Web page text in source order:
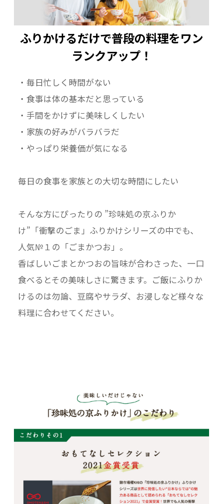
ふりかけるだけで普段の料理をワン
ランクアップ！
・毎日忙しく時間がない
・食事は体の基本だと思っている
・手間をかけずに美味しくしたい
・家族の好みがバラバラだ
・やっぱり栄養価が気になる
毎日の食事を家族との大切な時間にしたい
そんな方にぴったりの ”珍味処の京ふりか
け”「衝撃のごま」ふりかけシリーズの中でも、
人気№１の「ごまかつお」。
香ばしいごまとかつおの旨味が合わさった、一口
食べるとその美味しさに驚きます。ご飯にふりか
けるのは勿論、豆腐やサラダ、お浸しなど様々な
料理に合わせてください。